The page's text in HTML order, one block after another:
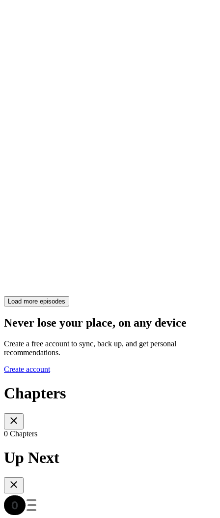
Load more episodes
Never lose your place, on any device
Create a free account to sync, back up, and get personal
recommendations.
Create account
Chapters
0 Chapters
Up Next